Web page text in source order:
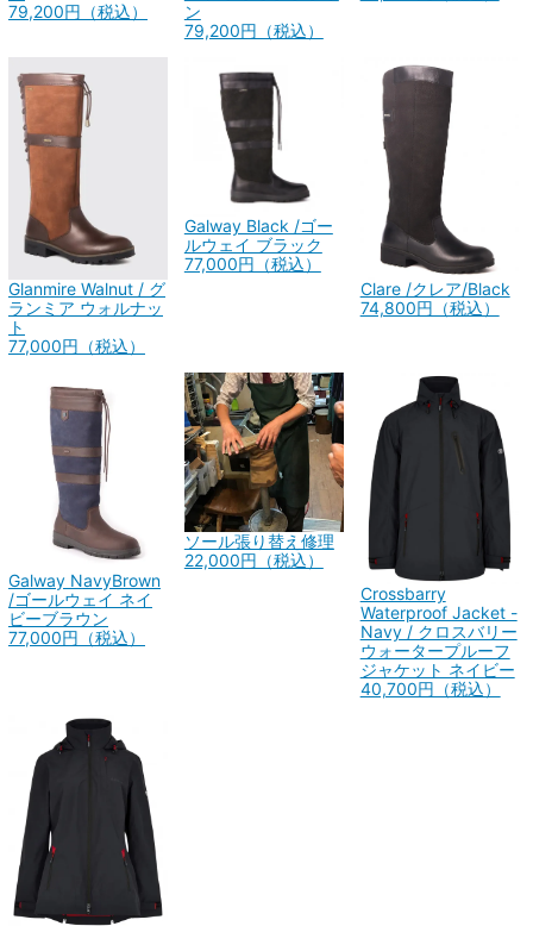
79,200円（税込）
ン
79,200円（税込）
Glanmire Walnut / グ
ランミア ウォルナッ
ト
77,000円（税込）
Galway Black /ゴー
ルウェイ ブラック
77,000円（税込）
Clare /クレア/Black
74,800円（税込）
Galway NavyBrown
/ゴールウェイ ネイ
ビーブラウン
77,000円（税込）
ソール張り替え修理
22,000円（税込）
Crossbarry
Waterproof Jacket -
Navy / クロスバリー
ウォータープルーフ
ジャケット ネイビー
40,700円（税込）